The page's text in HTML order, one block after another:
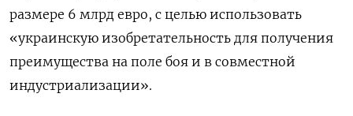
размере 6 млрд евро, с целью использовать
«украинскую изобретательность для получения
преимущества на поле боя и в совместной
индустриализации».